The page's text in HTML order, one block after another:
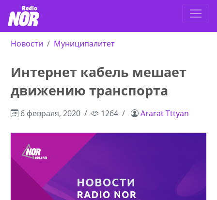
Новости Муниципалитет
Интернет кабель мешает
движению транспорта
6 февраля, 2020 1264 Ararat Tttyan